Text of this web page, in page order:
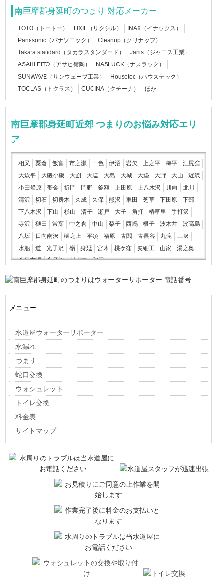
南巨摩郡身延町のつまり 対応メーカー
TOTO（トートー） LIXIL（リクシル）
INAX（イナックス）
Panasonic（パナソニック）
Cleanup（クリナップ）
Takara standard（タカラスタンダード）
Janis（ジャニス工業）
ASAHI EITO（アサヒ衛陶）
NASLUCK（ナスラック）
SUNWAVE（サンウェーブ工業）
Housetec（ハウステック）
TOCLAS（トクラス）
CUCINA（クチーナ） ほか
南巨摩郡身延町近郊 つまりのお悩み対応エリ
ア
相又 粟倉 飯富 市之瀬 一色 伊沼 岩欠 上之平 梅平
江尻窪
大炊平
大磯小磯 大崩 大塩 大島 大城 大垈 大野 大山
遅沢
小田船原
帯金 折門 門野 釜額 上田原 上八木沢 川向
北川
清沢
切石 切房木 久成 久保 熊沢 車田 芝草 下田原
下部
下八木沢
下山 杉山 清子 瀬戸 大子 角打 椿草里
手打沢
寺沢
樋田 常葉 中之倉 中山 梨子 西嶋 根子 波木井
波高島
八坂
日向南沢 樋之上 平須 福原 古関 古長谷 丸滝
三沢
水船
道 光子沢 嶺 身延 宮木 桃ケ窪 矢細工 山家
湯之奥
八日市場
夜子沢 横根中 和田
メニュー
水道屋ウォーターサポーター
水漏れ
つまり
蛇口交換
ウォシュレット
トイレ交換
料金表
サイトマップ